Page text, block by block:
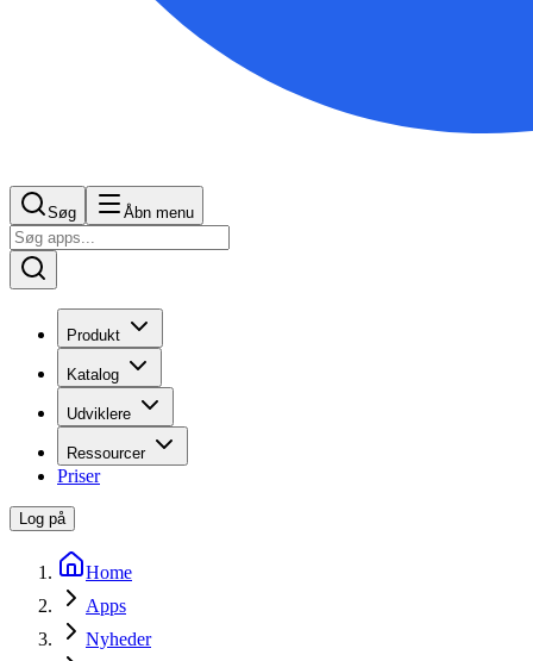
Søg Åbn menu
Produkt
Katalog
Udviklere
Ressourcer
Priser
Log på
Home
Apps
Nyheder